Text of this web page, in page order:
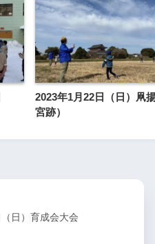
2023年1月22日（日）凧
宮跡）
日）育成会大会